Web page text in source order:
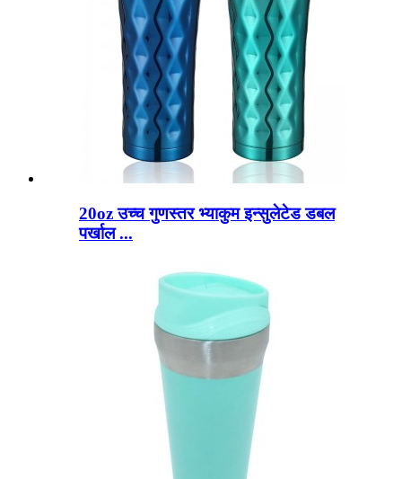
20oz उच्च गुणस्तर भ्याकुम इन्सुलेटेड डबल
पर्खाल ...